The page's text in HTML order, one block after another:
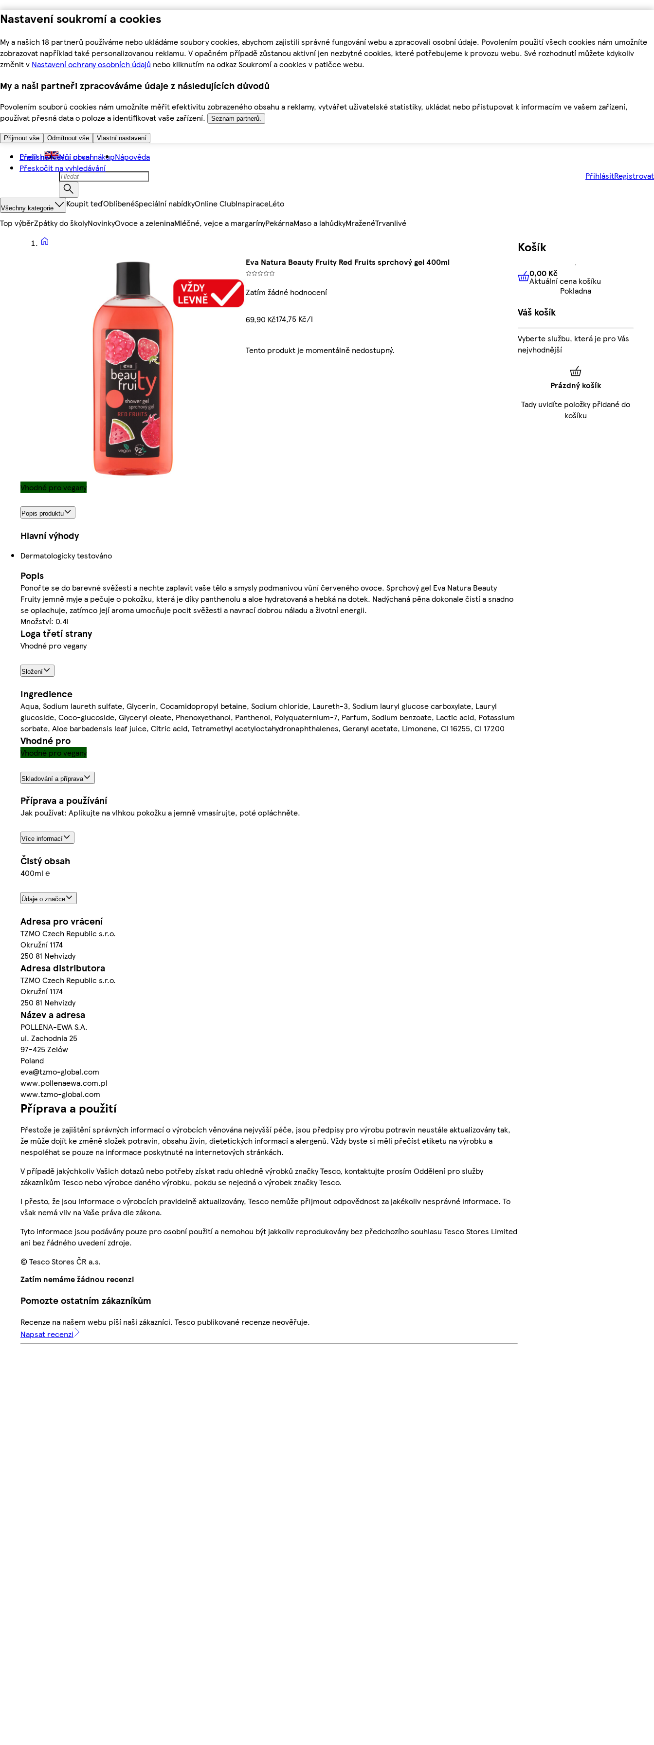
Nastavení soukromí a cookies
My a našich 18 partnerů používáme nebo ukládáme soubory cookies, abychom zajistili správné fungování webu a zpracovali osobní údaje. Povolením použití všech cookies nám umožníte
zobrazovat například také personalizovanou reklamu. V opačném případě zůstanou aktivní jen nezbytné cookies, které potřebujeme k provozu webu. Své rozhodnutí můžete kdykoliv
změnit v Nastavení ochrany osobních údajů nebo kliknutím na odkaz Soukromí a cookies v patičce webu.
My a naši partneři zpracováváme údaje z následujících důvodů
Povolením souborů cookies nám umožníte měřit efektivitu zobrazeného obsahu a reklamy, vytvářet uživatelské statistiky, ukládat nebo přistupovat k informacím ve vašem zařízení,
používat přesná data o poloze a identifikovat vaše zařízení.
Seznam partnerů.
Přijmout vše Odmítnout vše Vlastní nastavení
Přejít na hlavní obsah
Přeskočit na vyhledávání
English Můj první nákupNápověda
PřihlásitRegistrovat
Všechny kategorie Koupit teďOblíbenéSpeciální nabídkyOnline ClubInspiraceLéto
Top výběrZpátky do školyNovinkyOvoce a zeleninaMléčné, vejce a margarínyPekárnaMaso a lahůdkyMraženéTrvanlivé
Eva Natura Beauty Fruity Red Fruits sprchový gel 400ml
Zatím žádné hodnocení
69,90 Kč174,75 Kč/l
Tento produkt je momentálně nedostupný.
Vhodné pro vegany
Popis produktu
Hlavní výhody
Dermatologicky testováno
Popis
Ponořte se do barevné svěžesti a nechte zaplavit vaše tělo a smysly podmanivou vůní červeného ovoce. Sprchový gel Eva Natura Beauty
Fruity jemně myje a pečuje o pokožku, která je díky panthenolu a aloe hydratovaná a hebká na dotek. Nadýchaná pěna dokonale čistí a snadno
se oplachuje, zatímco její aroma umocňuje pocit svěžesti a navrací dobrou náladu a životní energii.
Množství: 0.4l
Loga třetí strany
Vhodné pro vegany
Složení
Ingredience
Aqua, Sodium laureth sulfate, Glycerin, Cocamidopropyl betaine, Sodium chloride, Laureth-3, Sodium lauryl glucose carboxylate, Lauryl
glucoside, Coco-glucoside, Glyceryl oleate, Phenoxyethanol, Panthenol, Polyquaternium-7, Parfum, Sodium benzoate, Lactic acid, Potassium
sorbate, Aloe barbadensis leaf juice, Citric acid, Tetramethyl acetyloctahydronaphthalenes, Geranyl acetate, Limonene, CI 16255, CI 17200
Vhodné pro
Vhodné pro vegany
Skladování a příprava
Příprava a používání
Jak používat: Aplikujte na vlhkou pokožku a jemně vmasírujte, poté opláchněte.
Více informací
Čistý obsah
400ml ℮
Údaje o značce
Adresa pro vrácení
TZMO Czech Republic s.r.o.
Okružní 1174
250 81 Nehvizdy
Adresa distributora
TZMO Czech Republic s.r.o.
Okružní 1174
250 81 Nehvizdy
Název a adresa
POLLENA-EWA S.A.
ul. Zachodnia 25
97-425 Zelów
Poland
eva@tzmo-global.com
www.pollenaewa.com.pl
www.tzmo-global.com
Příprava a použití
Přestože je zajištění správných informací o výrobcích věnována nejvyšší péče, jsou předpisy pro výrobu potravin neustále aktualizovány tak,
že může dojít ke změně složek potravin, obsahu živin, dietetických informací a alergenů. Vždy byste si měli přečíst etiketu na výrobku a
nespoléhat se pouze na informace poskytnuté na internetových stránkách.
V případě jakýchkoliv Vašich dotazů nebo potřeby získat radu ohledně výrobků značky Tesco, kontaktujte prosím Oddělení pro služby
zákazníkům Tesco nebo výrobce daného výrobku, pokdu se nejedná o výrobek značky Tesco.
I přesto, že jsou informace o výrobcích pravidelně aktualizovány, Tesco nemůže přijmout odpovědnost za jakékoliv nesprávné informace. To
však nemá vliv na Vaše práva dle zákona.
Tyto informace jsou podávány pouze pro osobní použití a nemohou být jakkoliv reprodukovány bez předchozího souhlasu Tesco Stores Limited
ani bez řádného uvedení zdroje.
© Tesco Stores ČR a.s.
Zatím nemáme žádnou recenzi
Pomozte ostatním zákazníkům
Recenze na našem webu píší naši zákazníci. Tesco publikované recenze neověřuje.
Napsat recenzi
Košík
0,00 KčAktuální cena košíku
0,00 Kč
Aktuální cena košíku
Pokladna
Váš košík
Vyberte službu, která je pro Vás
nejvhodnější
Prázdný košík
Tady uvidíte položky přidané do
košíku